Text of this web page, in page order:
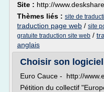
Site : http://
Thèmes liés : site de
traduction page web / site
gratuite traduction site web /
anglais
Choisir son
Euro Cauce - http://
Pétition du collectif